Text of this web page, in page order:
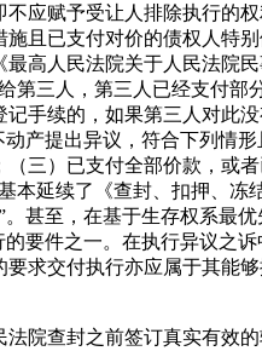
应赋予受让人排除执行的
且已支付对价的债权人特
高人民法院关于人民法院
三人，第三人已经支付部
手续的，如果第三人对此没
产提出异议，符合下列情
三）已支付全部价款，或
延续了《查封、扣押、冻
甚至，在基于生存权系最
要件之一。在执行异议之
求交付执行亦应属于其能
院查封之前签订真实有效